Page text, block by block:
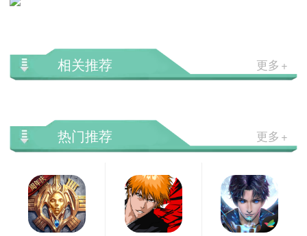
相关推荐 更多
热门推荐 更多